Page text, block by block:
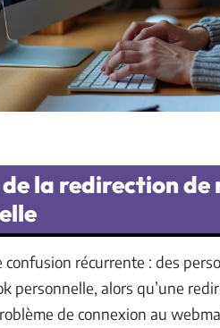
la redirection de
confusion récurrente : des
personnelle, alors qu’une
de connexion au